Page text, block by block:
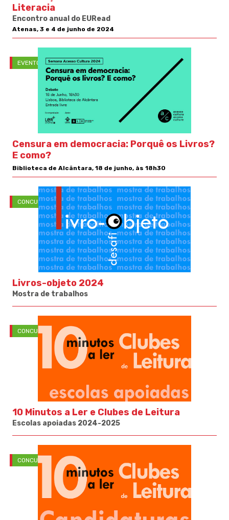
Literacia
Encontro anual do EURead
Atenas, 3 e 4 de junho de 2024
EVENTOS
Censura em democracia: Porquê os Livros?
E como?
Biblioteca de Alcântara, 18 de junho, às 18h30
CONCURSOS
Livros-objeto 2024
Mostra de trabalhos
CONCURSOS
10 Minutos a Ler e Clubes de Leitura
Escolas apoiadas 2024-2025
CONCURSOS